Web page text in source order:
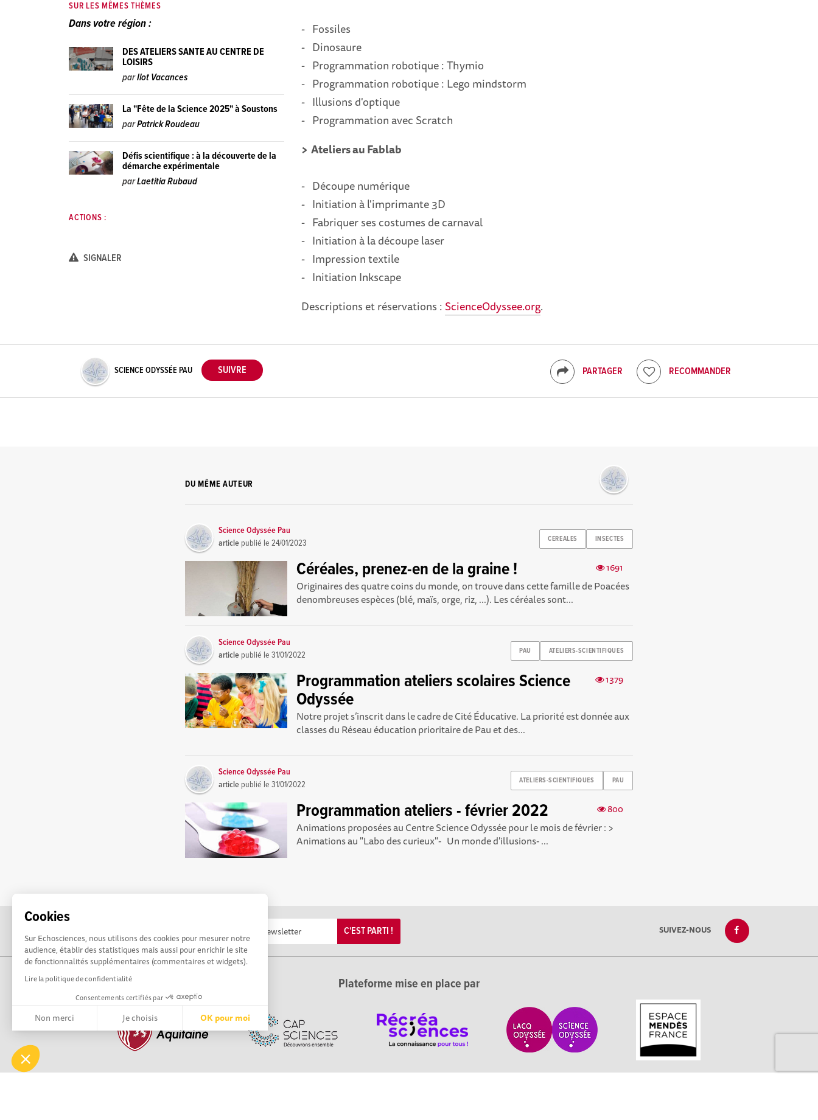
Cookies
Sur Echosciences, nous utilisons des cookies pour mesurer notre
audience, établir des statistiques mais aussi pour enrichir le site
de fonctionnalités supplémentaires (commentaires et widgets).
Lire la politique de confidentialité
Consentements certifiés par
Non merci Je choisis OK pour moi
Plateforme de Gestion du Consentement : Personnalisez vos Options
Notre plateforme vous permet d'adapter et de gérer vos paramètres de confidentialité, en garantissant la conformité avec les réglementations. Personnalisez vos préférences pour contrôler
- Fossiles
- Dinosaure
- Programmation robotique : Thymio
- Programmation robotique : Lego mindstorm
- Illusions d'optique
- Programmation avec Scratch
> Ateliers au Fablab
- Découpe numérique
- Initiation à l'imprimante 3D
- Fabriquer ses costumes de carnaval
- Initiation à la découpe laser
​- Impression textile
- Initiation Inkscape
Descriptions et réservations : ScienceOdyssee.org.
SUR LES MÊMES THÈMES
Dans votre région :
DES ATELIERS SANTE AU CENTRE DE
LOISIRS
parIlot Vacances
La "Fête de la Science 2025" à Soustons
parPatrick Roudeau
Défis scientifique : à la découverte de la
démarche expérimentale
parLaetitia Rubaud
ACTIONS :
SIGNALER
PARTAGER RECOMMANDER
SCIENCE ODYSSÉE PAU
DU MÊME AUTEUR
CEREALES INSECTES
Science Odyssée Pau
article publié le24/01/2023
1691
Céréales, prenez-en de la graine !
Originaires des quatre coins du monde, on trouve dans cette famille de Poacées
denombreuses espèces (blé, maïs, orge, riz, ...). Les céréales sont...
PAU ATELIERS-SCIENTIFIQUES
Science Odyssée Pau
article publié le31/01/2022
1379
Programmation ateliers scolaires Science
Odyssée
Notre projet s’inscrit dans le cadre de Cité Éducative. La priorité est donnée aux
classes du Réseau éducation prioritaire de Pau et des...
ATELIERS-SCIENTIFIQUES PAU
Science Odyssée Pau
article publié le31/01/2022
800
Programmation ateliers - février 2022
Animations proposées au Centre Science Odyssée pour le mois de février : >
Animations au "Labo des curieux"- Un monde d'illusions- ...
C'EST PARTI ! SUIVEZ-NOUS
Plateforme mise en place par